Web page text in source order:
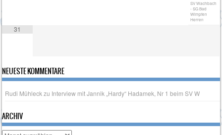
SV Wachbach
- SG Bad
Wimpfen
Herren
31
NEUESTE KOMMENTARE
Rudi Mühleck zu Interview mit Jannik „Hardy“ Hadamek, Nr 1 beim SV W
ARCHIV